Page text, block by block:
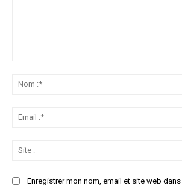
Enregistrer mon nom, email et site web